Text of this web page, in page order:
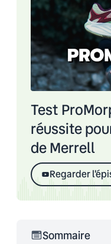
Test
réussite
de Merrell
Regarder
Sommaire